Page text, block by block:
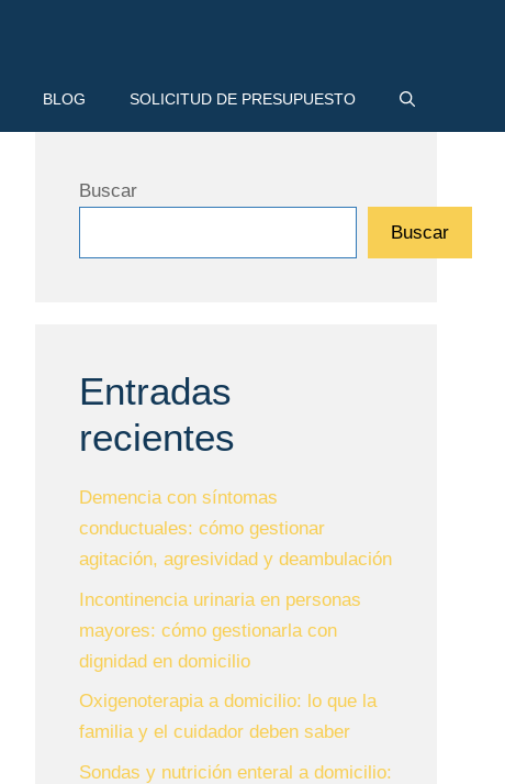
BLOG SOLICITUD DE PRESUPUESTO
Buscar
Buscar
Entradas
recientes
Demencia con síntomas
conductuales: cómo gestionar
agitación, agresividad y deambulación
Incontinencia urinaria en personas
mayores: cómo gestionarla con
dignidad en domicilio
Oxigenoterapia a domicilio: lo que la
familia y el cuidador deben saber
Sondas y nutrición enteral a domicilio: